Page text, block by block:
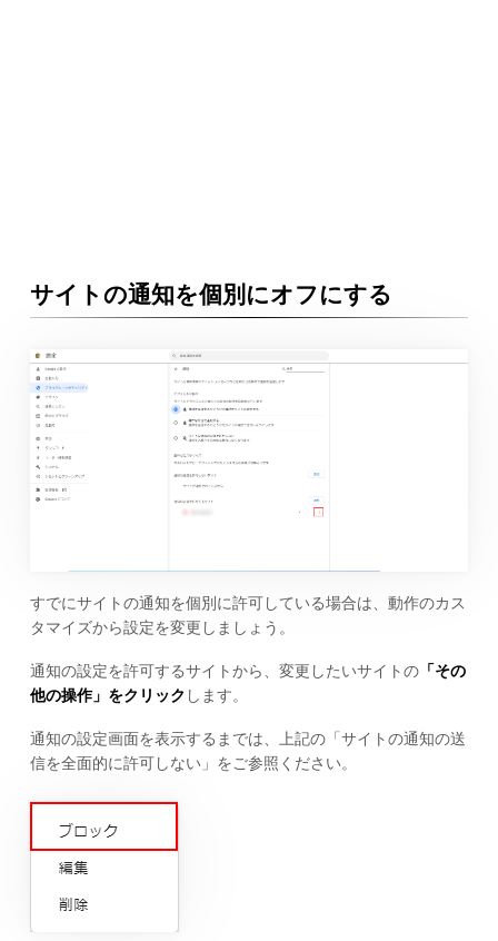
サイトの通知を個別にオフにする
すでにサイトの通知を個別に許可している場合は、動作のカス
タマイズから設定を変更しましょう。
通知の設定を許可するサイトから、変更したいサイトの「その
他の操作」をクリック します。
通知の設定画面を表示するまでは、上記の「サイトの通知の送
信を全面的に許可しない」をご参照ください。